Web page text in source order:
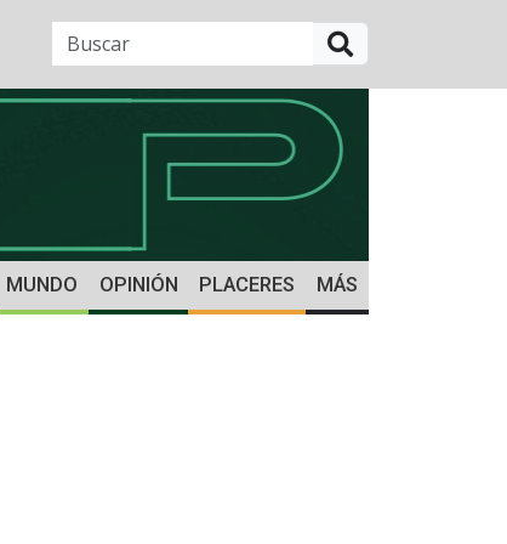
MUNDO OPINIÓN PLACERES MÁS